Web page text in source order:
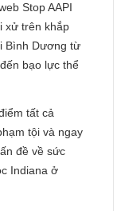
Stop AAPI
xử trên khắp
Bình Dương từ
bạo lực thể
tất cả
tội và ngay
đề về sức
Indiana ở